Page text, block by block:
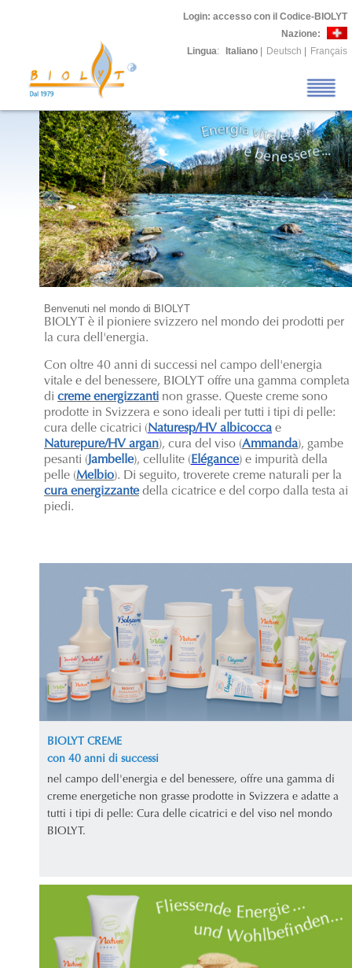
Login: accesso con il Codice-BIOLYT
Nazione:
Lingua: Italiano Deutsch Français
Benvenuti nel mondo di BIOLYT
BIOLYT è il pioniere svizzero nel mondo dei prodotti per
la cura dell'energia.
Con oltre 40 anni di successi nel campo dell'energia
vitale e del benessere, BIOLYT offre una gamma completa
di creme energizzanti non grasse. Queste creme sono
prodotte in Svizzera e sono ideali per tutti i tipi di pelle:
cura delle cicatrici (Naturesp/HV albicocca e
Naturepure/HV argan), cura del viso (Ammanda), gambe
pesanti (Jambelle), cellulite (Elégance) e impurità della
pelle (Melbio). Di seguito, troverete creme naturali per la
cura energizzantedella cicatrice e del corpo dalla testa ai
piedi.
BIOLYT CREME
con 40 anni di successi
nel campo dell'energia e del benessere, offre una gamma di
creme energetiche non grasse prodotte in Svizzera e adatte a
tutti i tipi di pelle: Cura delle cicatrici e del viso nel mondo
BIOLYT.